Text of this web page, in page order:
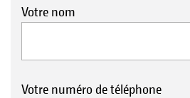
Votre nom
Votre numéro de téléphone